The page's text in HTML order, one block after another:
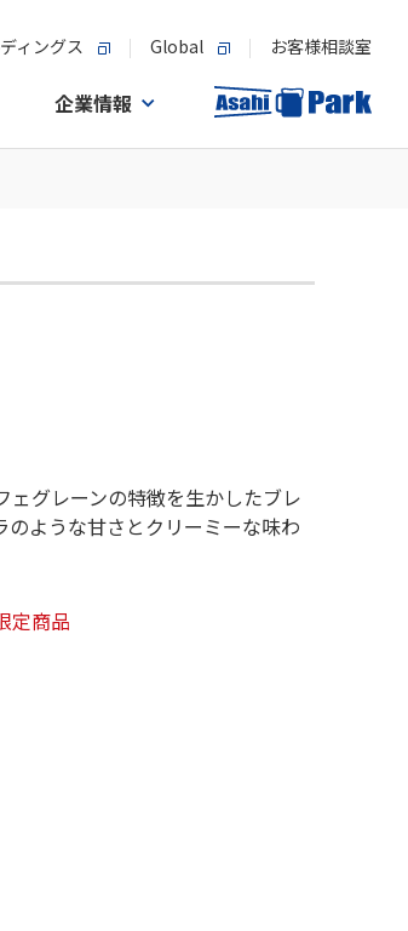
ィングス Global お客様相談室
企業情報
グレーンの特徴を生かしたブレ
ような甘さとクリーミーな味わ
定商品